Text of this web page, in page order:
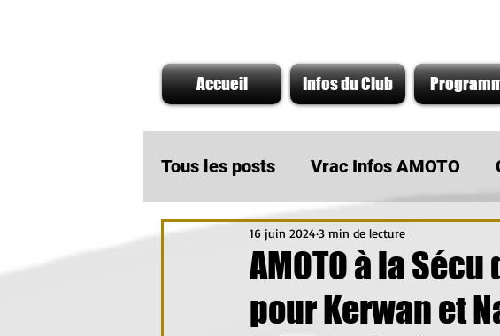
Accueil Infos du Club
Tous les posts Vrac Infos AMOTO
A ne pas rater Infos du Moment
Actu Partenaire AMOTO
AMOTO à la
pour Kerwan et
16 juin 2024 3 min de lecture